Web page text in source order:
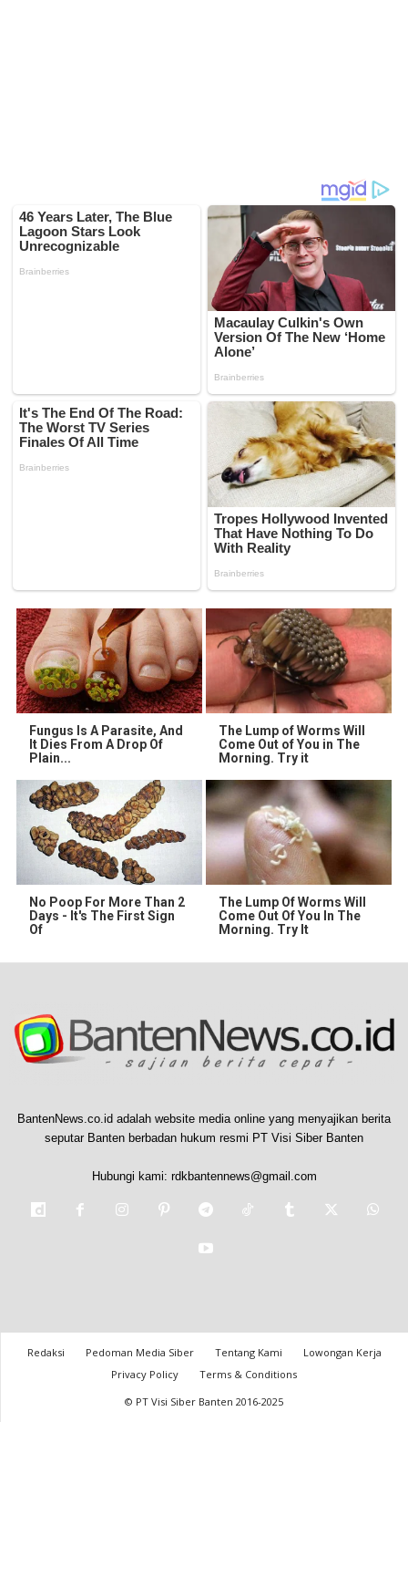
Fungus Is A Parasite, And
It Dies From A Drop Of
Plain...
The Lump of Worms Will
Come Out of You in The
Morning. Try it
No Poop For More Than 2
Days - It's The First Sign
Of
The Lump Of Worms Will
Come Out Of You In The
Morning. Try It
BantenNews.co.id adalah website media online yang menyajikan berita
seputar Banten berbadan hukum resmi PT Visi Siber Banten
Hubungi kami: rdkbantennews@gmail.com
Redaksi Pedoman Media Siber Tentang Kami
Lowongan Kerja
Privacy Policy
Terms & Conditions
© PT Visi Siber Banten 2016-2025